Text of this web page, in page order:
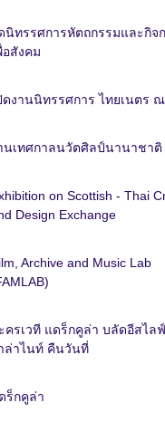
นิทรรศการหัตถกรรมและกิจ
อสังคม
ดงานนิทรรศการ ไทยเนตร ณ
นเทศกาลนวัตศิลป์นานาชาติ
on Scottish - Thai
Design Exchange
Archive and Music Lab
ครเวที แดร็กคูล่า บลัดอีสไล
ล่าไนท์ คืนวันที่
ร็กคูล่า